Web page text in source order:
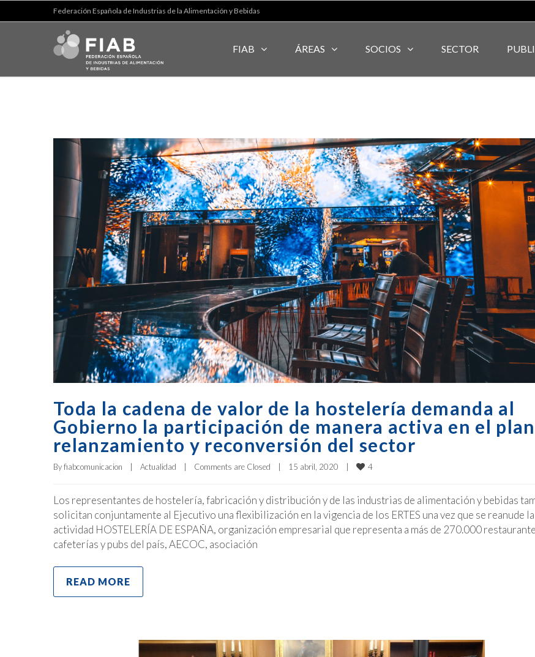
Federación Española de Industrias de la Alimentación y Bebidas
FIAB ÁREAS SOCIOS SECTOR
Toda la cadena de valor de la hostelería demanda al
Gobierno la participación de manera activa en el
relanzamiento y reconversión del sector
By fiabcomunicacion Actualidad Comments are Closed 15 abril, 2020 4
Los representantes de hostelería, fabricación y distribución y de las industrias de alimentación y bebidas
solicitan conjuntamente al Ejecutivo una flexibilización en la vigencia de los ERTES una vez que se reanude la
actividad HOSTELERÍA DE ESPAÑA, organización empresarial que representa a más de 270.000
cafeterías y pubs del país, AECOC, asociación
READ MORE